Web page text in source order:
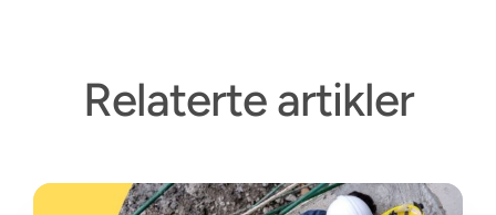
Relaterte artikler